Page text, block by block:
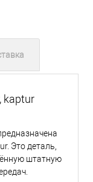
kaptur
Это деталь,
штатную